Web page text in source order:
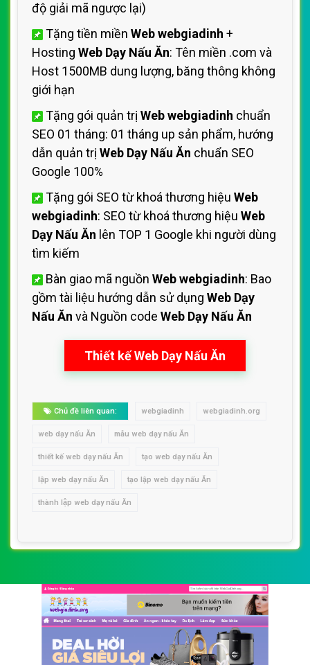
độ giải mã ngược lại)
Tặng tiền miền Web webgiadinh +
Hosting Web Dạy Nấu Ăn: Tên miền .com và
Host 1500MB dung lượng, băng thông không
giới hạn
Tặng gói quản trị Web webgiadinh chuẩn
SEO 01 tháng: 01 tháng up sản phẩm, hướng
dẫn quản trị Web Dạy Nấu Ăn chuẩn SEO
Google 100%
Tặng gói SEO từ khoá thương hiệu Web
webgiadinh: SEO từ khoá thương hiệu Web
Dạy Nấu Ăn lên TOP 1 Google khi người dùng
tìm kiếm
Bàn giao mã nguồn Web webgiadinh: Bao
gồm tài liệu hướng dẫn sử dụng Web Dạy
Nấu Ăn và Nguồn code Web Dạy Nấu Ăn
Thiết kế Web Dạy Nấu Ăn
Chủ đề liên quan: webgiadinh webgiadinh.org
web dạy nấu Ăn mẫu web dạy nấu Ăn
thiết kế web dạy nấu Ăn tạo web dạy nấu Ăn
lập web dạy nấu Ăn tạo lập web dạy nấu Ăn
thành lập web dạy nấu Ăn